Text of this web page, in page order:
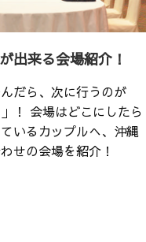
出来る会場紹介！
だら、次に行うのが
！ 会場はどこにしたら
いるカップルへ、沖縄
せの会場を紹介！